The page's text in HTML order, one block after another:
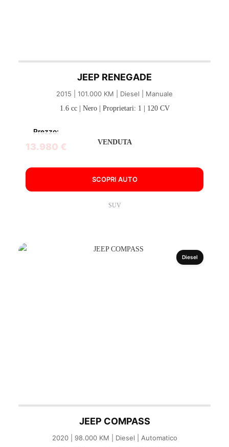
VENDUTA
JEEP RENEGADE
2015 | 101.000 KM | Diesel | Manuale
1.6 cc | Nero | Proprietari: 1 | 120 CV
Prezzo:
13.980 €
SCOPRI AUTO
SUV
Diesel
JEEP COMPASS
2020 | 98.000 KM | Diesel | Automatico